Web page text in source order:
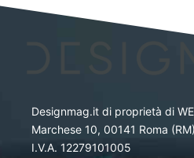
Designmag.it di proprietà di
Marchese 10, 00141 Roma
I.V.A. 12279101005